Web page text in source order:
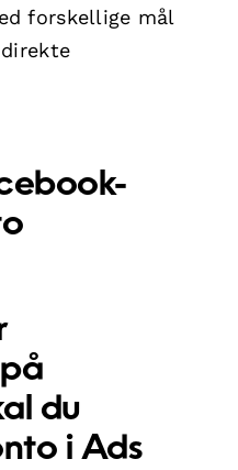
forskellige mål
du
i Ads